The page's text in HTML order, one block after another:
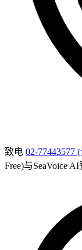
致电 02-77443577
Free)与SeaVoice AI